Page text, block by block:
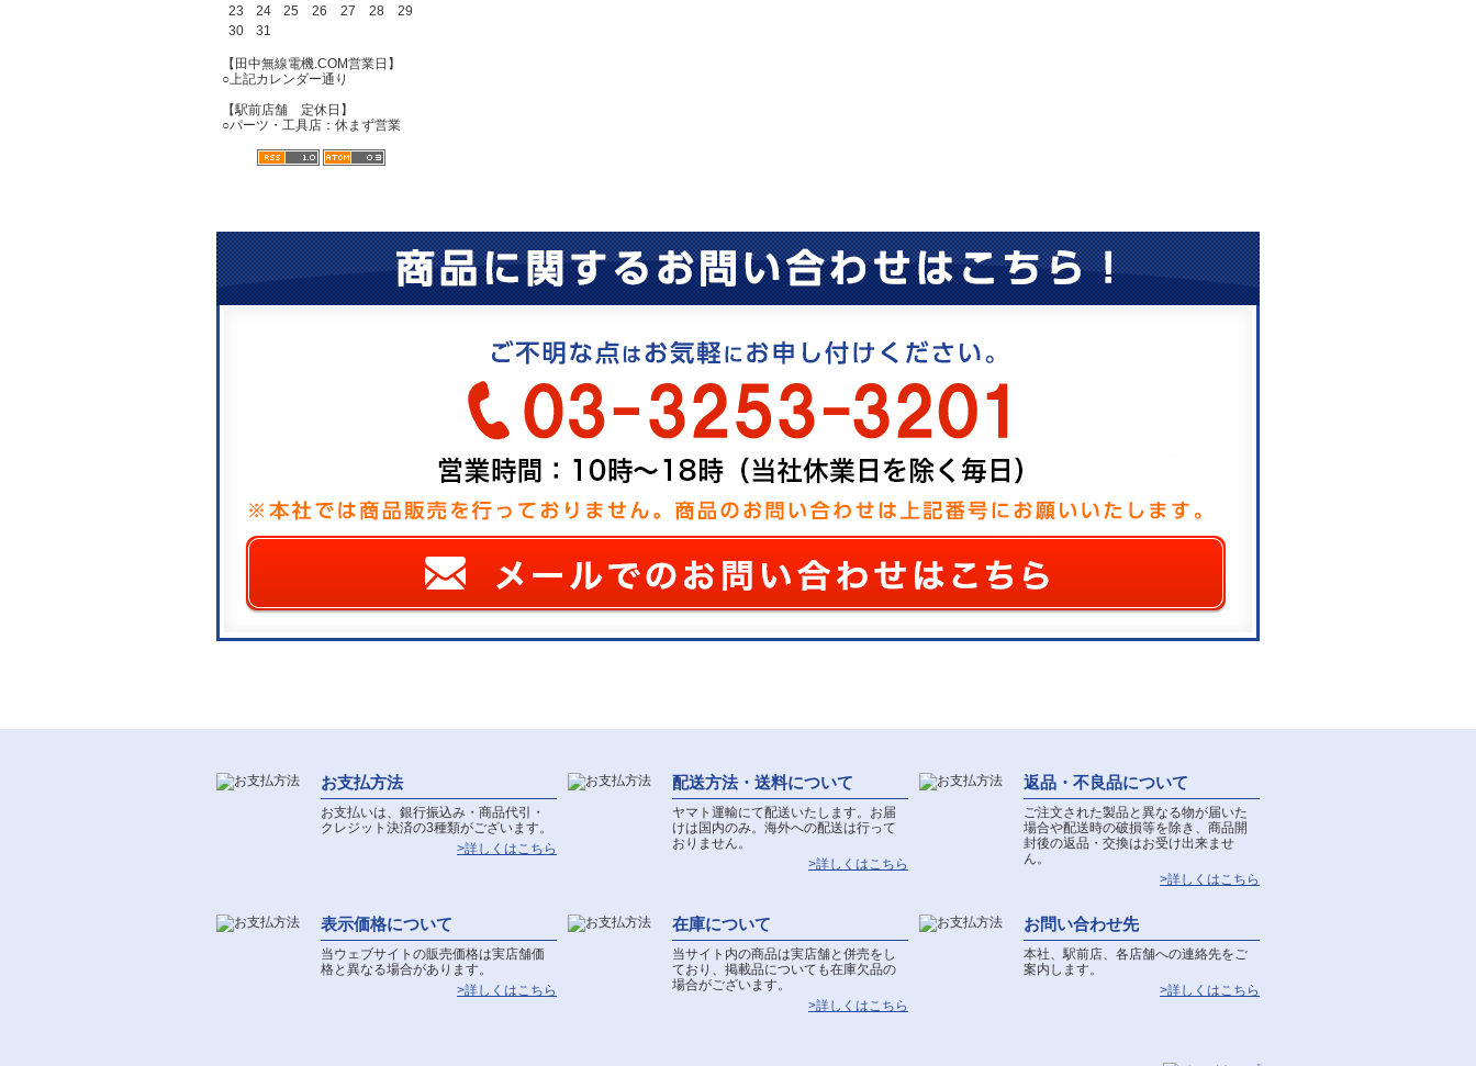
23
24 25 26 27 28
29
30
31
【田中無線電機.COM営業日】
○上記カレンダー通り
【駅前店舗 定休日】
○パーツ・工具店：休まず営業
お支払方法
お支払いは、銀行振込み・商品代引・
クレジット決済の3種類がございます。
>詳しくはこちら
配送方法・送料について
ヤマト運輸にて配送いたします。お届
けは国内のみ。海外への配送は行って
おりません。
>詳しくはこちら
返品・不良品について
ご注文された製品と異なる物が届いた
場合や配送時の破損等を除き、商品開
封後の返品・交換はお受け出来ませ
ん。
>詳しくはこちら
表示価格について
当ウェブサイトの販売価格は実店舗価
格と異なる場合があります。
>詳しくはこちら
在庫について
当サイト内の商品は実店舗と併売をし
ており、掲載品についても在庫欠品の
場合がございます。
>詳しくはこちら
お問い合わせ先
本社、駅前店、各店舗への連絡先をご
案内します。
>詳しくはこちら